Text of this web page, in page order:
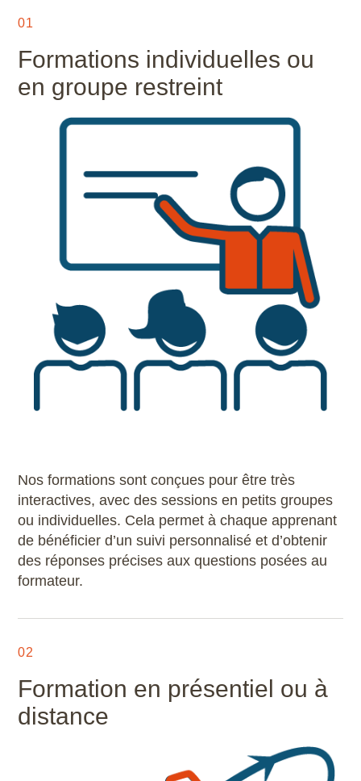
01
Formations individuelles ou
en groupe restreint
Nos formations sont conçues pour être très
interactives, avec des sessions en petits groupes
ou individuelles. Cela permet à chaque apprenant
de bénéficier d’un suivi personnalisé et d’obtenir
des réponses précises aux questions posées au
formateur.
02
Formation en présentiel ou à
distance